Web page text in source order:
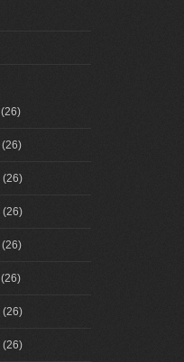
(26)
(26)
(26)
(26)
(26)
(26)
(26)
(26)